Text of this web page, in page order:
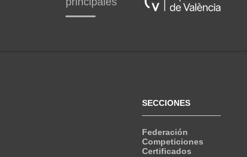
SECCIONES
Federación
Competiciones
Certificados